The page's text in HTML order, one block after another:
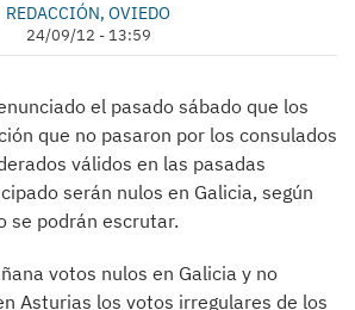
REDACCIÓN, OVIEDO
24/09/12 - 13:59
el pasado sábado que los
que no pasaron por los consulados
válidos en las pasadas
serán nulos en Galicia, según
se podrán escrutar.
votos nulos en Galicia y no
Asturias los votos irregulares de los